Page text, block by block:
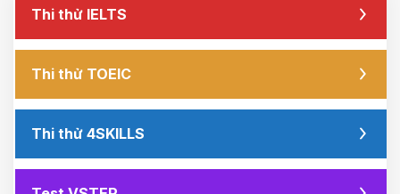
Thi thử IELTS
Thi thử TOEIC
Thi thử 4SKILLS